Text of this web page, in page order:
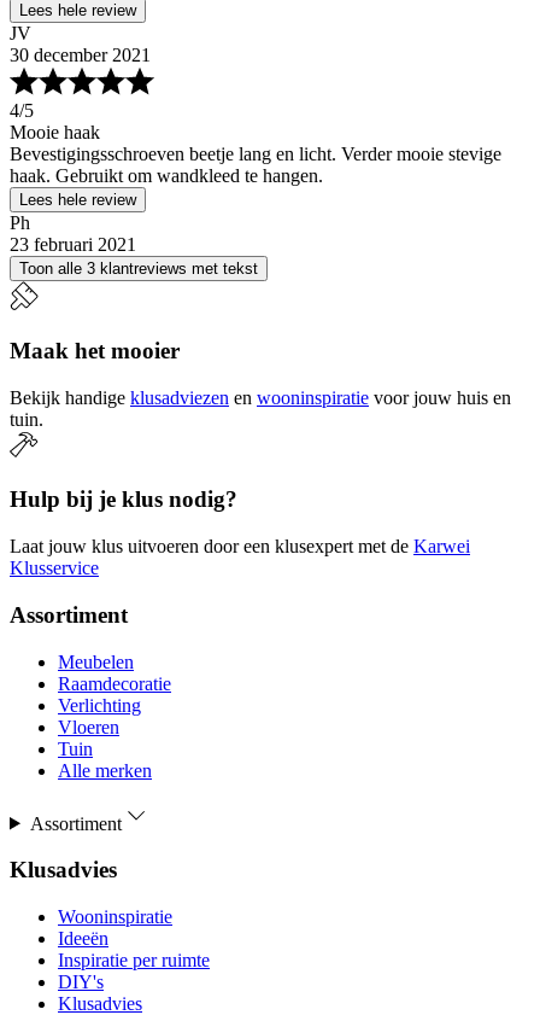
Lees hele review
JV
30 december 2021
4/5
Mooie haak
Bevestigingsschroeven beetje lang en licht. Verder mooie stevige
haak. Gebruikt om wandkleed te hangen.
Lees hele review
Ph
23 februari 2021
Toon alle 3 klantreviews met tekst
Maak het mooier
Bekijk handige klusadviezen en wooninspiratie voor jouw huis en
tuin.
Hulp bij je klus nodig?
Laat jouw klus uitvoeren door een klusexpert met de Karwei
Klusservice
Assortiment
Meubelen
Raamdecoratie
Verlichting
Vloeren
Tuin
Alle merken
Assortiment
Klusadvies
Wooninspiratie
Ideeën
Inspiratie per ruimte
DIY's
Klusadvies